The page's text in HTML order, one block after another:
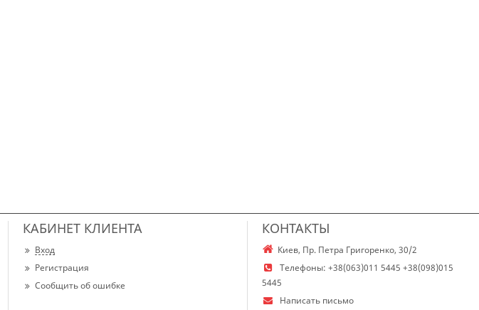
КАБИНЕТ КЛИЕНТА
Вход
Регистрация
Сообщить об ошибке
КОНТАКТЫ
Киев, Пр. Петра Григоренко, 30/2
Телефоны: +38(063)011 5445 +38(098)015
5445
Написать письмо